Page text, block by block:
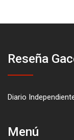
Reseña
Diario
Menú